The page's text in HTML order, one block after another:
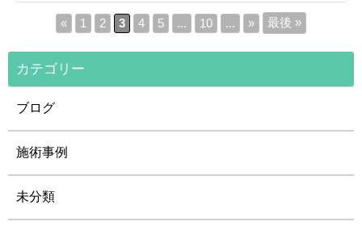
« 1 2 3 4 5 ... 10 ... » 最後 »
カテゴリー
ブログ
施術事例
未分類